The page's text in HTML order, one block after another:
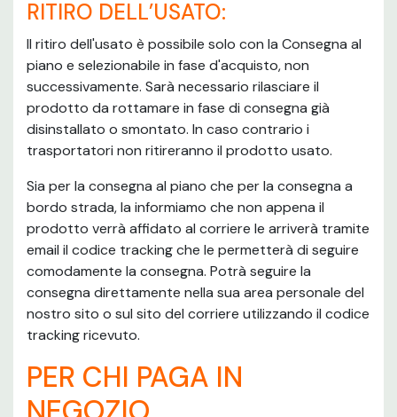
RITIRO DELL’USATO:
Il ritiro dell'usato è possibile solo con la Consegna al
piano e selezionabile in fase d'acquisto, non
successivamente. Sarà necessario rilasciare il
prodotto da rottamare in fase di consegna già
disinstallato o smontato. In caso contrario i
trasportatori non ritireranno il prodotto usato.
Sia per la consegna al piano che per la consegna a
bordo strada, la informiamo che non appena il
prodotto verrà affidato al corriere le arriverà tramite
email il codice tracking che le permetterà di seguire
comodamente la consegna. Potrà seguire la
consegna direttamente nella sua area personale del
nostro sito o sul sito del corriere utilizzando il codice
tracking ricevuto.
PER CHI PAGA IN